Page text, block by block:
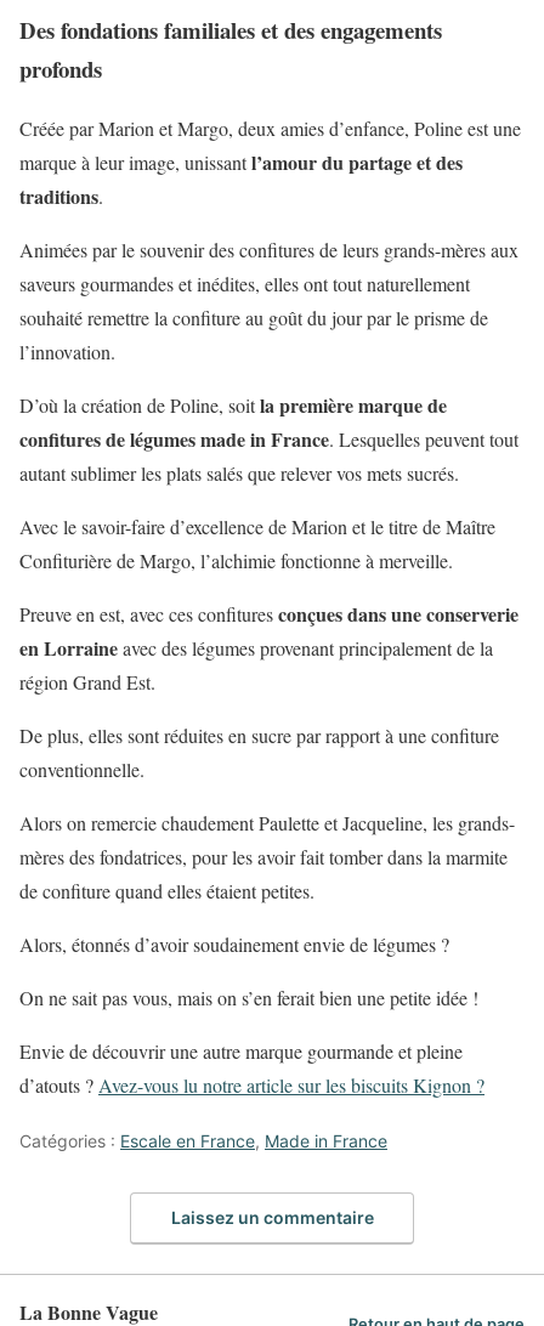
Des fondations familiales et des engagements
profonds
Créée par Marion et Margo, deux amies d’enfance, Poline est une
marque à leur image, unissantl’amour du partage et des
traditions.
Animées par le souvenir des confitures de leurs grands-mères aux
saveurs gourmandes et inédites, elles ont tout naturellement
souhaité remettre la confiture au goût du jour par le prisme de
l’innovation.
D’où la création de Poline, soitla première marque de
confitures de légumes made in France. Lesquelles peuvent tout
autant sublimer les plats salés que relever vos mets sucrés.
Avec le savoir-faire d’excellence de Marion et le titre de Maître
Confiturière de Margo, l’alchimie fonctionne à merveille.
Preuve en est, avec ces confituresconçues dans une conserverie
en Lorraineavec des légumes provenant principalement de la
région Grand Est.
De plus, elles sont réduites en sucre par rapport à une confiture
conventionnelle.
Alors on remercie chaudement Paulette et Jacqueline, les grands-
mères des fondatrices, pour les avoir fait tomber dans la marmite
de confiture quand elles étaient petites.
Alors, étonnés d’avoir soudainement envie de légumes ?
On ne sait pas vous, mais on s’en ferait bien une petite idée !
Envie de découvrir une autre marque gourmande et pleine
d’atouts ?Avez-vous lu notre article sur les biscuits Kignon ?
Catégories : Escale en France, Made in France
Laissez un commentaire
La Bonne Vague